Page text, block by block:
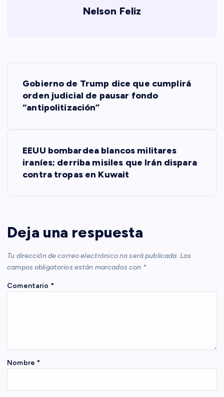
Nelson Feliz
c
i
ó
n
e
Gobierno de Trump dice que cumplirá
orden judicial de pausar fondo
“antipolitización”
EEUU bombardea blancos militares
iraníes; derriba misiles que Irán dispara
contra tropas en Kuwait
Deja una respuesta
Tu dirección de correo electrónico no será publicada. Los
campos obligatorios están marcados con *
Comentario *
Nombre *